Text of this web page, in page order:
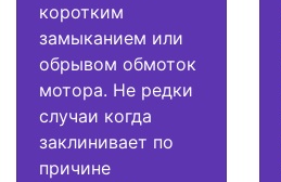
коротким
замыканием или
обрывом обмоток
мотора. Не редки
случаи когда
заклинивает по
причине